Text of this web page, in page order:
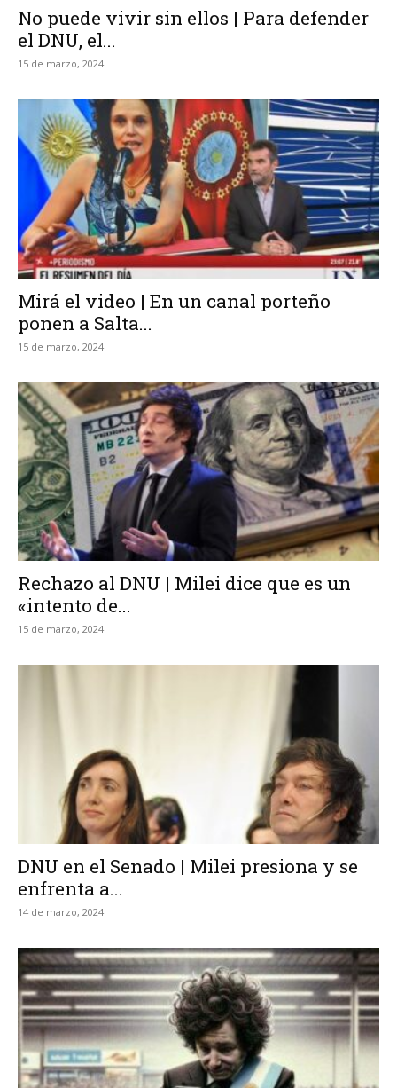
No puede vivir sin ellos | Para defender
el DNU, el...
15 de marzo, 2024
Mirá el video | En un canal porteño
ponen a Salta...
15 de marzo, 2024
Rechazo al DNU | Milei dice que es un
«intento de...
15 de marzo, 2024
DNU en el Senado | Milei presiona y se
enfrenta a...
14 de marzo, 2024